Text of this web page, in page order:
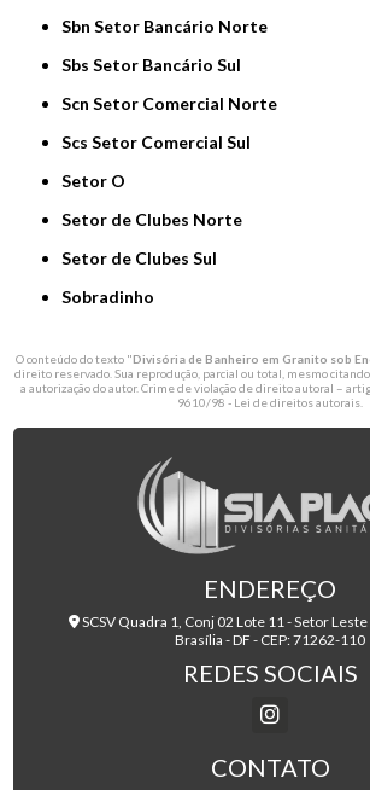
Sbn Setor Bancário Norte
Sbs Setor Bancário Sul
Scn Setor Comercial Norte
Scs Setor Comercial Sul
Setor O
Setor de Clubes Norte
Setor de Clubes Sul
Sobradinho
O conteúdo do texto "Divisória de Banheiro em Granito sob
direito reservado. Sua reprodução, parcial ou total, mesmo
a autorização do autor. Crime de violação de direito autoral –
9610/98 - Lei de direitos autorais
ENDEREÇO
SCSV Quadra 1, Conj 02 Lote 11 - Setor
Brasília - DF - CEP: 71262-110
REDES SOCIAIS
CONTATO